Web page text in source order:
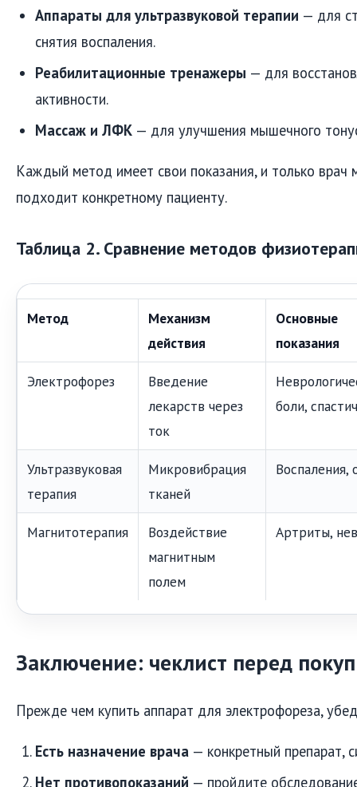
Аппараты для ультразвуковой терапии — для
снятия воспаления.
Реабилитационные тренажеры — для
активности.
Массаж и ЛФК — для улучшения мышечного
Каждый метод имеет свои показания, и только врач
подходит конкретному пациенту.
Таблица 2. Сравнение методов
Метод
Механизм
действия
Основные
показания
Электрофорез
Введение
лекарств через
ток
боли,
Ультразвуковая
терапия
Микровибрация
тканей
Воспаления,
Магнитотерапия
Воздействие
магнитным
полем
Артриты,
Заключение: чеклист перед
Прежде чем купить аппарат для электрофореза,
Есть назначение врача — конкретный препарат,
Нет противопоказаний — пройдите